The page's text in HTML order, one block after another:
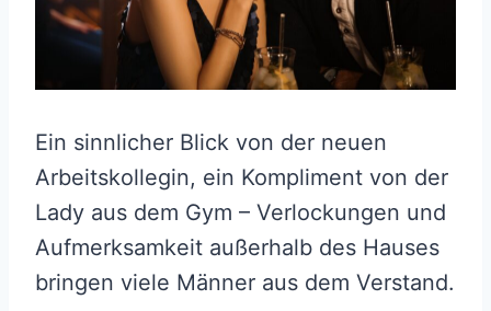
Ein sinnlicher Blick von der neuen
Arbeitskollegin, ein Kompliment von der
Lady aus dem Gym – Verlockungen und
Aufmerksamkeit außerhalb des Hauses
bringen viele Männer aus dem Verstand.